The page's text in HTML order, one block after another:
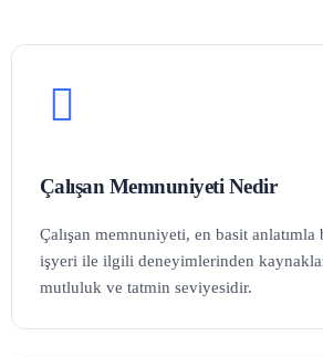
Çalışan Memnuniyeti Nedir
Çalışan memnuniyeti, en basit anlatımla
işyeri ile ilgili deneyimlerinden
mutluluk ve tatmin seviyesidir.